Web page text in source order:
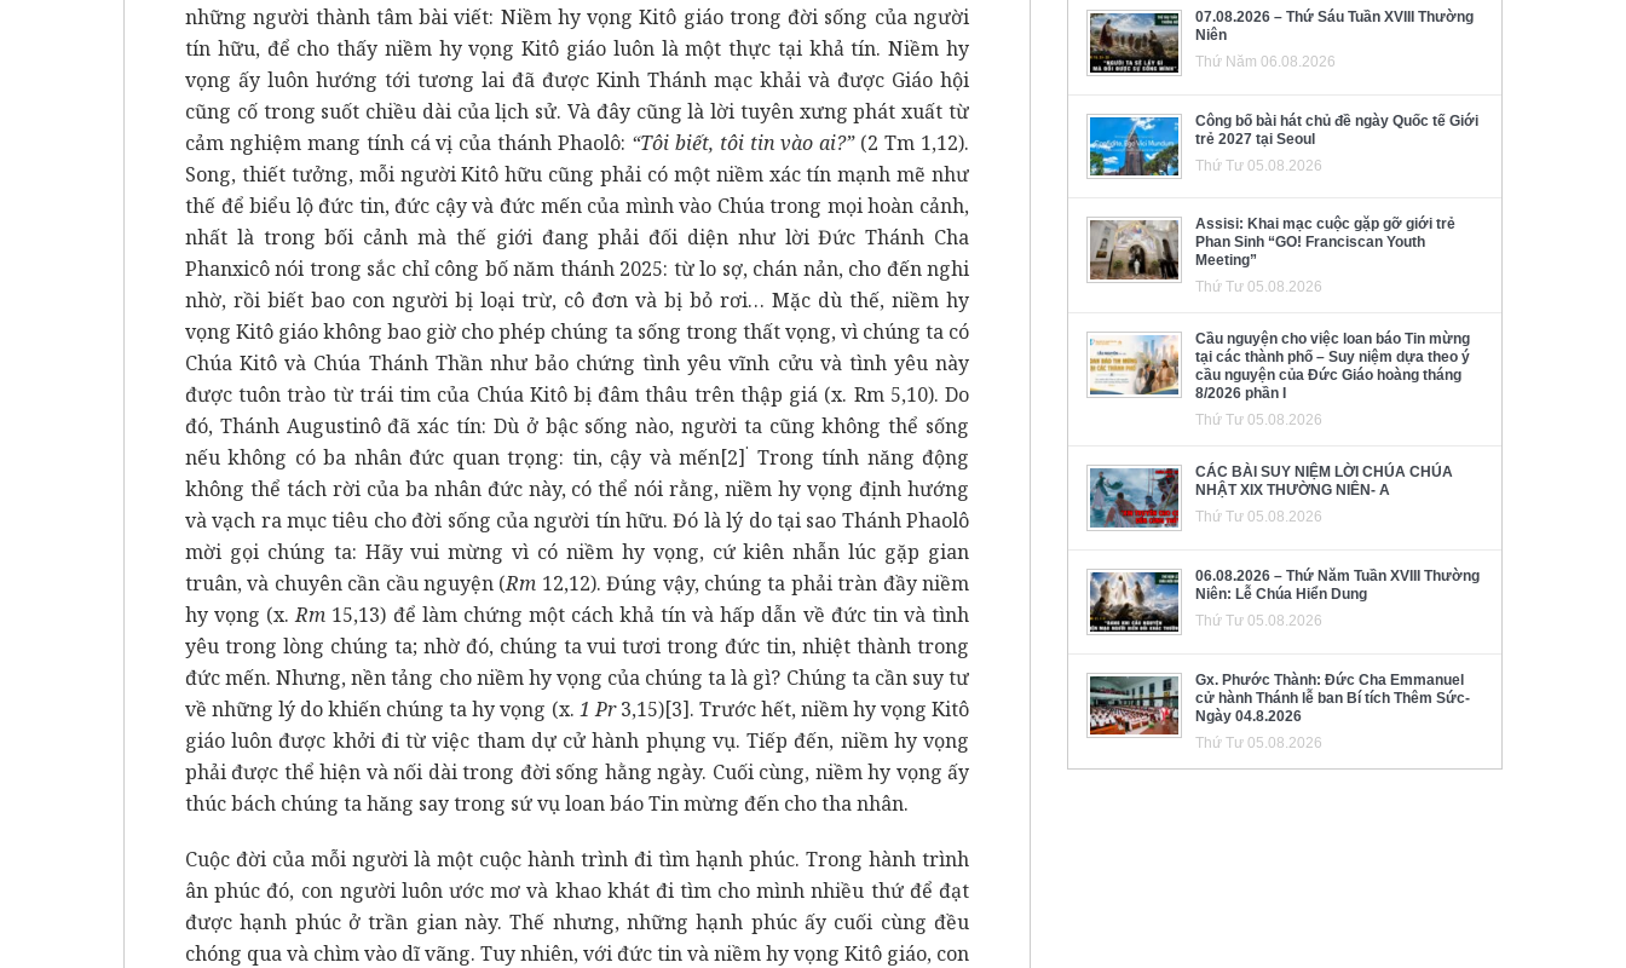
những người thành tâm bài viết: Niềm hy vọng Kitô giáo trong đời sống của người
tín hữu, để cho thấy niềm hy vọng Kitô giáo luôn là một thực tại khả tín. Niềm hy
vọng ấy luôn hướng tới tương lai đã được Kinh Thánh mạc khải và được Giáo hội
cũng cố trong suốt chiều dài của lịch sử. Và đây cũng là lời tuyên xưng phát xuất từ
cảm nghiệm mang tính cá vị của thánh Phaolô: “Tôi biết, tôi tin vào ai?”(2 Tm 1,12).
Song, thiết tưởng, mỗi người Kitô hữu cũng phải có một niềm xác tín mạnh mẽ như
thế để biểu lộ đức tin, đức cậy và đức mến của mình vào Chúa trong mọi hoàn cảnh,
nhất là trong bối cảnh mà thế giới đang phải đối diện như lời Đức Thánh Cha
Phanxicô nói trong sắc chỉ công bố năm thánh 2025: từ lo sợ, chán nản, cho đến nghi
nhờ, rồi biết bao con người bị loại trừ, cô đơn và bị bỏ rơi… Mặc dù thế, niềm hy
vọng Kitô giáo không bao giờ cho phép chúng ta sống trong thất vọng, vì chúng ta có
Chúa Kitô và Chúa Thánh Thần như bảo chứng tình yêu vĩnh cửu và tình yêu này
được tuôn trào từ trái tim của Chúa Kitô bị đâm thâu trên thập giá (x. Rm 5,10). Do
đó, Thánh Augustinô đã xác tín: Dù ở bậc sống nào, người ta cũng không thể sống
nếu không có ba nhân đức quan trọng: tin, cậy và mến[2]
.
Trong tính năng động
không thể tách rời của ba nhân đức này, có thể nói rằng, niềm hy vọng định hướng
và vạch ra mục tiêu cho đời sống của người tín hữu. Đó là lý do tại sao Thánh Phaolô
mời gọi chúng ta: Hãy vui mừng vì có niềm hy vọng, cứ kiên nhẫn lúc gặp gian
truân, và chuyên cần cầu nguyện (Rm 12,12). Đúng vậy, chúng ta phải tràn đầy niềm
hy vọng (x.Rm 15,13) để làm chứng một cách khả tín và hấp dẫn về đức tin và tình
yêu trong lòng chúng ta; nhờ đó, chúng ta vui tươi trong đức tin, nhiệt thành trong
đức mến. Nhưng, nền tảng cho niềm hy vọng của chúng ta là gì? Chúng ta cần suy tư
về những lý do khiến chúng ta hy vọng (x. 1 Pr3,15)[3]. Trước hết, niềm hy vọng Kitô
giáo luôn được khởi đi từ việc tham dự cử hành phụng vụ. Tiếp đến, niềm hy vọng
phải được thể hiện và nối dài trong đời sống hằng ngày. Cuối cùng, niềm hy vọng ấy
thúc bách chúng ta hăng say trong sứ vụ loan báo Tin mừng đến cho tha nhân.
Cuộc đời của mỗi người là một cuộc hành trình đi tìm hạnh phúc. Trong hành trình
ân phúc đó, con người luôn ước mơ và khao khát đi tìm cho mình nhiều thứ để đạt
được hạnh phúc ở trần gian này. Thế nhưng, những hạnh phúc ấy cuối cùng đều
chóng qua và chìm vào dĩ vãng. Tuy nhiên, với đức tin và niềm hy vọng Kitô giáo, con
07.08.2026 – Thứ Sáu Tuần XVIII Thường
Niên
Thứ Năm 06.08.2026
Công bố bài hát chủ đề ngày Quốc tế Giới
trẻ 2027 tại Seoul
Thứ Tư 05.08.2026
Assisi: Khai mạc cuộc gặp gỡ giới trẻ
Phan Sinh “GO! Franciscan Youth
Meeting”
Thứ Tư 05.08.2026
Cầu nguyện cho việc loan báo Tin mừng
tại các thành phố – Suy niệm dựa theo ý
cầu nguyện của Đức Giáo hoàng tháng
8/2026 phần I
Thứ Tư 05.08.2026
CÁC BÀI SUY NIỆM LỜI CHÚA CHÚA
NHẬT XIX THƯỜNG NIÊN- A
Thứ Tư 05.08.2026
06.08.2026 – Thứ Năm Tuần XVIII Thường
Niên: Lễ Chúa Hiển Dung
Thứ Tư 05.08.2026
Gx. Phước Thành: Đức Cha Emmanuel
cử hành Thánh lễ ban Bí tích Thêm Sức-
Ngày 04.8.2026
Thứ Tư 05.08.2026